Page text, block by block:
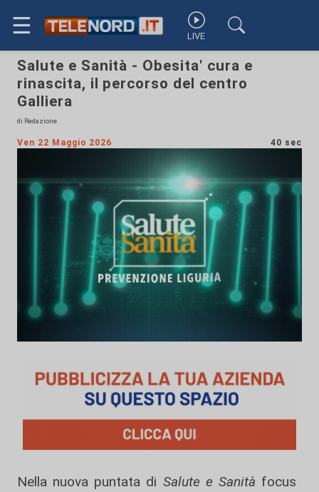
☰ LIVE
Salute e Sanità - Obesita' cura e
rinascita, il percorso del centro
Galliera
di Redazione
Ven 22 Maggio 2026 40 sec
Nella nuova puntata di Salute e Sanità focus